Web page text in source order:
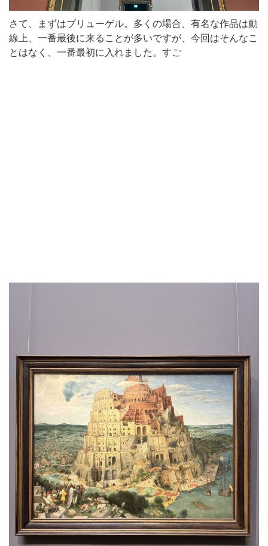
さて、まずはブリューゲル。多くの場合、有名な作品は動
線上、一番最後に来ることが多いですが、今回はそんなこ
とはなく、一番最初に入れました。すご